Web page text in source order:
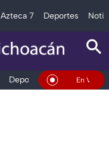
Azteca 7 Deportes
Deportes Espectáculos
En Vivo